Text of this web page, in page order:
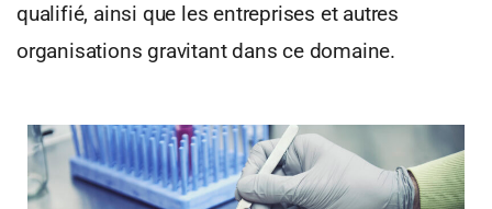
qualifié, ainsi que les entreprises et autres
organisations gravitant dans ce domaine.